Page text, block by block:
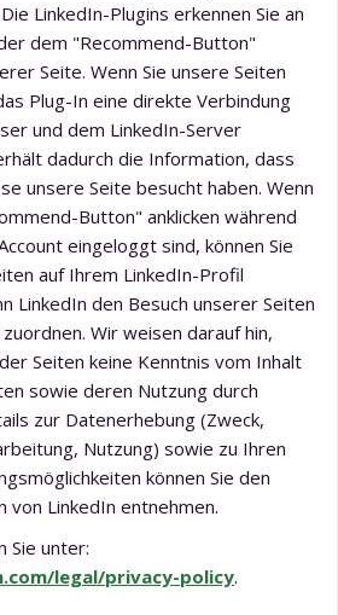
LinkedIn-Plugins erkennen Sie an
dem "Recommend-Button"
Seite. Wenn Sie unsere Seiten
Plug-In eine direkte Verbindung
und dem LinkedIn-Server
dadurch die Information, dass
unsere Seite besucht haben. Wenn
Button" anklicken während
eingeloggt sind, können Sie
auf Ihrem LinkedIn-Profil
LinkedIn den Besuch unserer Seiten
Wir weisen darauf hin,
Seiten keine Kenntnis vom Inhalt
sowie deren Nutzung durch
zur Datenerhebung (Zweck,
Nutzung) sowie zu Ihren
können Sie den
von LinkedIn entnehmen.
Sie unter:
legal/privacy-policy.